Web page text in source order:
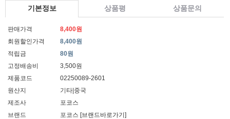
기본정보 상품평 상품문의
판매가격
8,400원
회원할인가격
8,400원
적립금
80원
고정배송비
3,500원
제품코드
02250089-2601
원산지
기타|중국
제조사
포코스
브랜드
포코스 [브랜드바로가기]